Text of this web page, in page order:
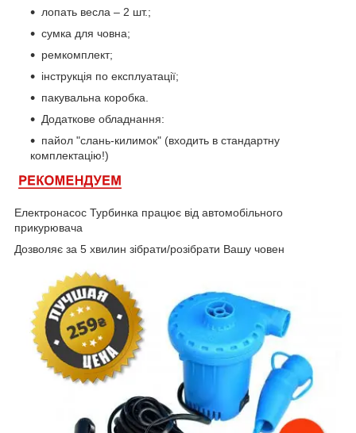
лопать весла – 2 шт.;
сумка для човна;
ремкомплект;
інструкція по експлуатації;
пакувальна коробка.
Додаткове обладнання:
пайол "слань-килимок" (входить в стандартну
комплектацію!)
Електронасос Турбинка працює від автомобільного
прикурювача
Дозволяє за 5 хвилин зібрати/розібрати Вашу човен